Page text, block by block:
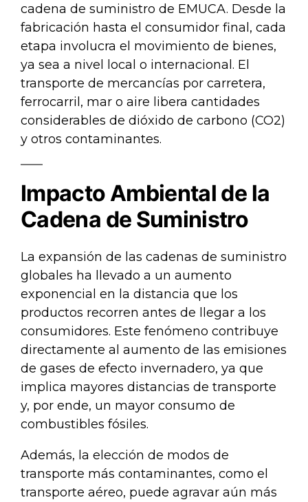
cadena de suministro de EMUCA. Desde la
fabricación hasta el consumidor final, cada
etapa involucra el movimiento de bienes,
ya sea a nivel local o internacional. El
transporte de mercancías por carretera,
ferrocarril, mar o aire libera cantidades
considerables de dióxido de carbono (CO2)
y otros contaminantes.
Impacto Ambiental de la
Cadena de Suministro
La expansión de las cadenas de suministro
globales ha llevado a un aumento
exponencial en la distancia que los
productos recorren antes de llegar a los
consumidores. Este fenómeno contribuye
directamente al aumento de las emisiones
de gases de efecto invernadero, ya que
implica mayores distancias de transporte
y, por ende, un mayor consumo de
combustibles fósiles.
Además, la elección de modos de
transporte más contaminantes, como el
transporte aéreo, puede agravar aún más